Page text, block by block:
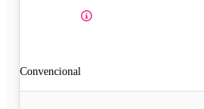
Convencional